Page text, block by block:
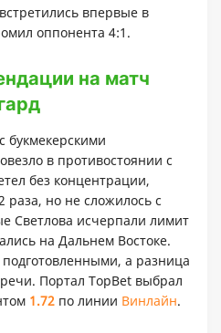
впервые в
оппонента 4:1.
на матч
букмекерскими
в противостоянии с
без концентрации,
раза, но не сложилось с
Светлова исчерпали лимит
на Дальнем Востоке.
а разница
Портал TopBet выбрал
1.72 по линии Винлайн.